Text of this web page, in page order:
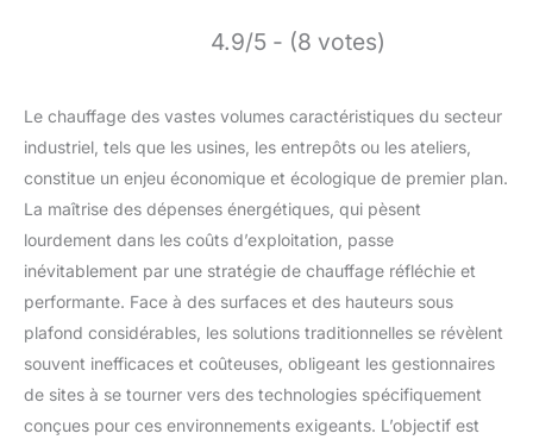
4.9/5 - (8 votes)
Le chauffage des vastes volumes caractéristiques du secteur
industriel, tels que les usines, les entrepôts ou les ateliers,
constitue un enjeu économique et écologique de premier plan.
La maîtrise des dépenses énergétiques, qui pèsent
lourdement dans les coûts d’exploitation, passe
inévitablement par une stratégie de chauffage réfléchie et
performante. Face à des surfaces et des hauteurs sous
plafond considérables, les solutions traditionnelles se révèlent
souvent inefficaces et coûteuses, obligeant les gestionnaires
de sites à se tourner vers des technologies spécifiquement
conçues pour ces environnements exigeants. L’objectif est